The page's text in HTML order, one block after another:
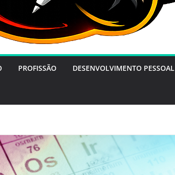
PROFISSÃO DESENVOLVIMENTO PESSOAL